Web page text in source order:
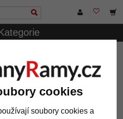
cookies
soubory cookies a
16